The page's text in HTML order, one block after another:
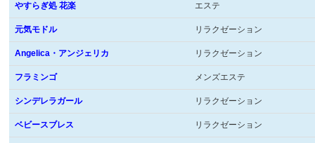
やすらぎ処 花楽 エステ
元気モドル リラクゼーション
Angelica・アンジェリカ リラクゼーション
フラミンゴ メンズエステ
シンデレラガール リラクゼーション
ベビースブレス リラクゼーション